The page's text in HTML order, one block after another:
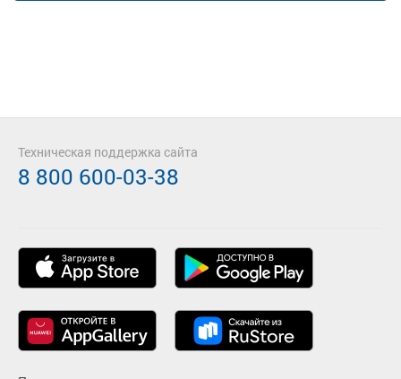
Техническая поддержка сайта
8 800 600-03-38